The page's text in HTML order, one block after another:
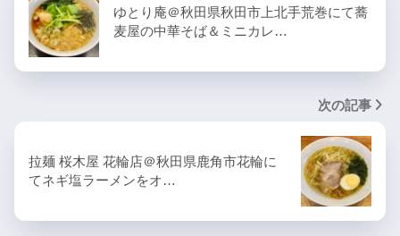
ゆとり庵＠秋田県秋田市上北手荒巻にて蕎
麦屋の中華そば＆ミニカレ…
次の記事
拉麺 桜木屋 花輪店 ＠秋田県鹿角市花輪に
てネギ塩ラーメンをオ…